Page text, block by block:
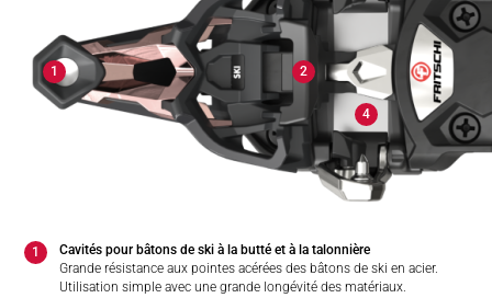
1 2
4
1
Cavités pour bâtons de ski à la butté et à la talonnière
Grande résistance aux pointes acérées des bâtons de ski en acier.
Utilisation simple avec une grande longévité des matériaux.